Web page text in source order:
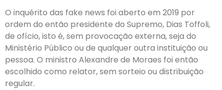
O inquérito das fake news foi aberto em 2019 por
ordem do então presidente do Supremo, Dias Toffoli,
de ofício, isto é, sem provocação externa, seja do
Ministério Público ou de qualquer outra instituição ou
pessoa. O ministro Alexandre de Moraes foi então
escolhido como relator, sem sorteio ou distribuição
regular.